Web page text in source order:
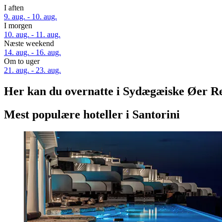
I aften
9. aug. - 10. aug.
I morgen
10. aug. - 11. aug.
Næste weekend
14. aug. - 16. aug.
Om to uger
21. aug. - 23. aug.
Her kan du overnatte i Sydægæiske Øer
Mest populære hoteller i Santorini